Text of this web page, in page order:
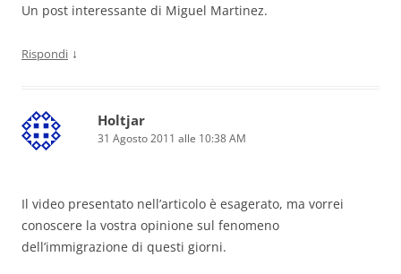
Un post interessante di Miguel Martinez.
Rispondi ↓
Holtjar
31 Agosto 2011 alle 10:38 AM
Il video presentato nell’articolo è esagerato, ma vorrei
conoscere la vostra opinione sul fenomeno
dell’immigrazione di questi giorni.